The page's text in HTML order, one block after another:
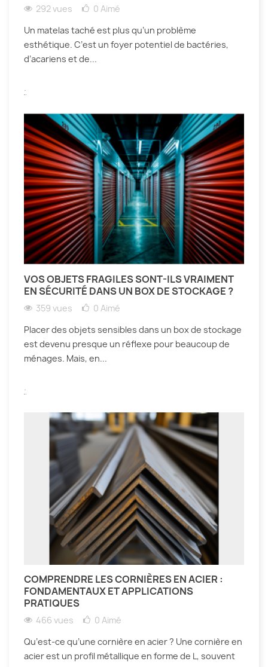
292 vues 0 Aimé
Un matelas taché est plus qu’un problème
esthétique. C’est un foyer potentiel de bactéries,
d’acariens et de...
VOS OBJETS FRAGILES SONT-ILS VRAIMENT
EN SÉCURITÉ DANS UN BOX DE STOCKAGE ?
359 vues 0 Aimé
Placer des objets sensibles dans un box de stockage
est devenu presque un réflexe pour beaucoup de
ménages. Mais, en...
.
COMPRENDRE LES CORNIÈRES EN ACIER :
FONDAMENTAUX ET APPLICATIONS
PRATIQUES
466 vues 0 Aimé
Qu’est-ce qu’une cornière en acier ? Une cornière en
acier est un profil métallique en forme de L, souvent